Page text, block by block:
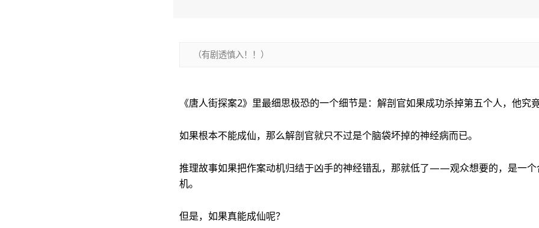
（有剧透慎入！！）
《唐人街探案2》里最细思极恐的一个细节是：解剖官如果成功杀掉第五个人，他究
如果根本不能成仙，那么解剖官就只不过是个脑袋坏掉的神经病而已。
推理故事如果把作案动机归结于凶手的神经错乱，那就低了——观众想要的，是一个
机。
但是，如果真能成仙呢？